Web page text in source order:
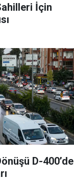
İçin
D-400’de